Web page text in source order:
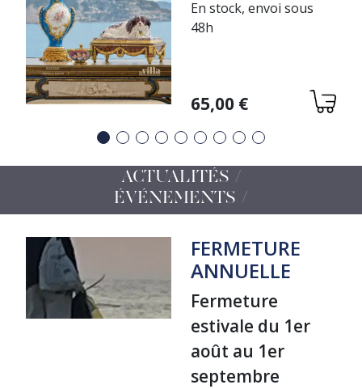
En stock, envoi sous
48h
Variations
65,00 €
Précédent
Suivant
ACTUALITÉS /
ÉVÉNEMENTS
FERMETURE
ANNUELLE
Fermeture
estivale du 1er
août au 1er
septembre